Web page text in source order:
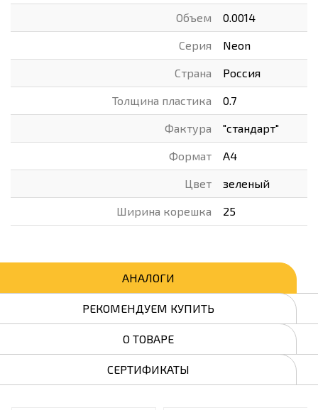
Объем 0.0014
Серия Neon
Страна Россия
Толщина пластика 0.7
Фактура "стандарт"
Формат А4
Цвет зеленый
Ширина корешка 25
АНАЛОГИ
РЕКОМЕНДУЕМ КУПИТЬ
О ТОВАРЕ
СЕРТИФИКАТЫ